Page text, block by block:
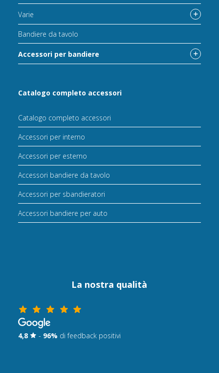
Varie
Bandiere da tavolo
Accessori per bandiere
Catalogo completo accessori
Catalogo completo accessori
Accessori per interno
Accessori per esterno
Accessori bandiere da tavolo
Accessori per sbandieratori
Accessori bandiere per auto
La nostra qualità
4,8 - 96% di feedback positivi